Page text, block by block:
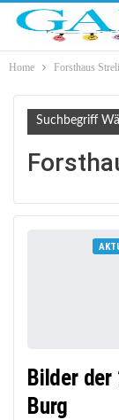
Home Forsthaus
Suchbegriff
Bilder der
Burg